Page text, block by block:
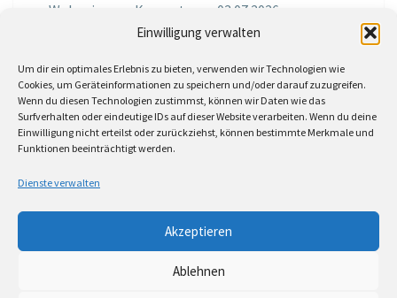
Einwilligung verwalten
Um dir ein optimales Erlebnis zu bieten, verwenden wir Technologien wie
Cookies, um Geräteinformationen zu speichern und/oder darauf zuzugreifen.
Wenn du diesen Technologien zustimmst, können wir Daten wie das
Surfverhalten oder eindeutige IDs auf dieser Website verarbeiten. Wenn du deine
Einwilligung nicht erteilst oder zurückziehst, können bestimmte Merkmale und
Funktionen beeinträchtigt werden.
Dienste verwalten
Akzeptieren
Ablehnen
Wohnzimmer Konzerte am 03.07.2026
Podcast Nr.01 vom 08.09.2025 mit Joe Astray
MIRI IN THE GREENzuMiri in the Green in der
Hemingway Lounge, am 30.05.2026
MollezuInterview mit dem Vinylexpress zum
8ten Vinylflohmarkt am 16.05.2026